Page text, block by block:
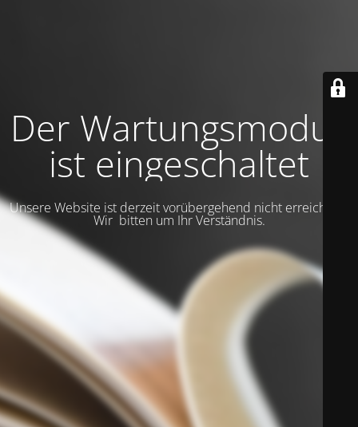
Der Wartungsmodus
ist eingeschaltet
Unsere Website ist derzeit vorübergehend nicht erreichbar.
Wir bitten um Ihr Verständnis.